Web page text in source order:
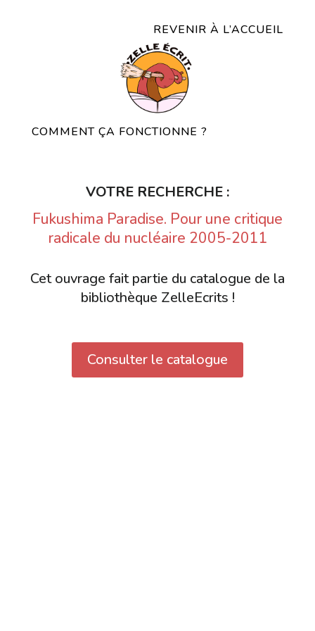
REVENIR À L’ACCUEIL
COMMENT ÇA FONCTIONNE ?
VOTRE RECHERCHE :
Fukushima Paradise. Pour une critique
radicale du nucléaire 2005-2011
Cet ouvrage fait partie du catalogue de la
bibliothèque ZelleEcrits !
Consulter le catalogue